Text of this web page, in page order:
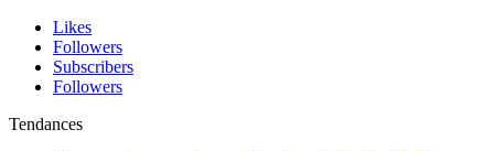
Likes
Followers
Subscribers
Followers
Tendances